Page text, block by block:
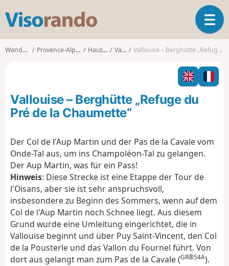
s
o
o
T
o
g
l
n
a
Wanderungen Provence-Alpes-Côte d'Azur Hautes-Alpes Vallouise Vallouise – Berghütte „Refuge du Pré de la Chaumette“
Vallouise – Berghütte „Refuge du
Pré de la Chaumette“
Der Col de l'Aup Martin und der Pas de la Cavale vom
Onde-Tal aus, um ins Champoléon-Tal zu gelangen.
Der Aup Martin, was für ein Pass!
Hinweis: Diese Strecke ist eine Etappe der Tour de
l'Oisans, aber sie ist sehr anspruchsvoll,
insbesondere zu Beginn des Sommers, wenn auf dem
Col de l'Aup Martin noch Schnee liegt. Aus diesem
Grund wurde eine Umleitung eingerichtet, die in
Vallouise beginnt und über Puy Saint-Vincent, den Col
de la Pousterle und das Vallon du Fournel führt. Von
dort aus gelangt man zum Pas de la Cavale (GR®54A).